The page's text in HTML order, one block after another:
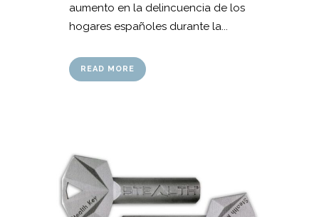
aumento en la delincuencia de los
hogares españoles durante la...
READ MORE